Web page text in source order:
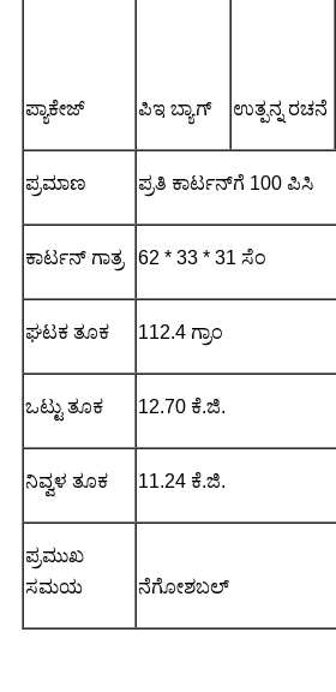
ಪ್ಯಾಕೇಜ್ ಪಿಇ ಬ್ಯಾಗ್ ಉತ್ಪನ್ನ ರಚನೆ
ಪ್ರಮಾಣ ಪ್ರತಿ ಕಾರ್ಟನ್‌ಗೆ 100 ಪಿಸಿ
ಕಾರ್ಟನ್ ಗಾತ್ರ 62 * 33 * 31 ಸೆಂ
ಘಟಕ ತೂಕ 112.4 ಗ್ರಾಂ
ಒಟ್ಟು ತೂಕ 12.70 ಕೆ.ಜಿ.
ನಿವ್ವಳ ತೂಕ 11.24 ಕೆ.ಜಿ.
ಪ್ರಮುಖ
ಸಮಯ
ನೆಗೋಶಬಲ್